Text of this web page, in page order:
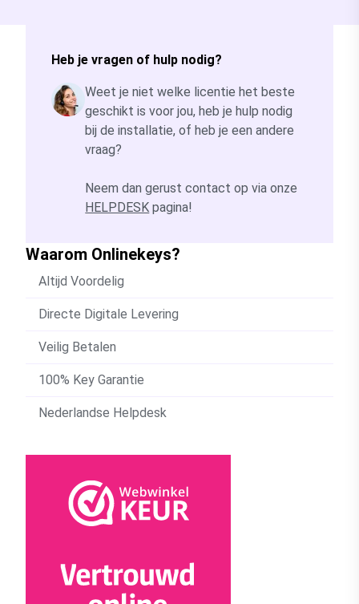
Heb je vragen of hulp nodig?
Weet je niet welke licentie het beste
geschikt is voor jou, heb je hulp nodig
bij de installatie, of heb je een andere
vraag?
Neem dan gerust contact op via onze
HELPDESK pagina!
Waarom Onlinekeys?
Altijd Voordelig
Directe Digitale Levering
Veilig Betalen
100% Key Garantie
Nederlandse Helpdesk